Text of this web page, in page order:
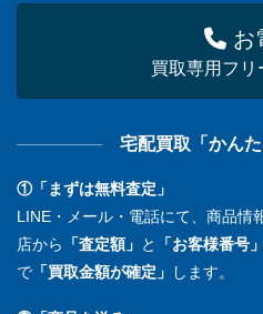
お
買取専用フリ
宅配買取「かんた
①「まずは無料査定」
LINE・メール・電話にて、商品情
店から
「査定額」 と 「お客様番号」
で 「買取金額が確定」 します。